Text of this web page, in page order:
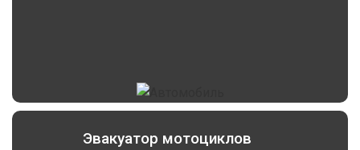
Эвакуатор мотоциклов